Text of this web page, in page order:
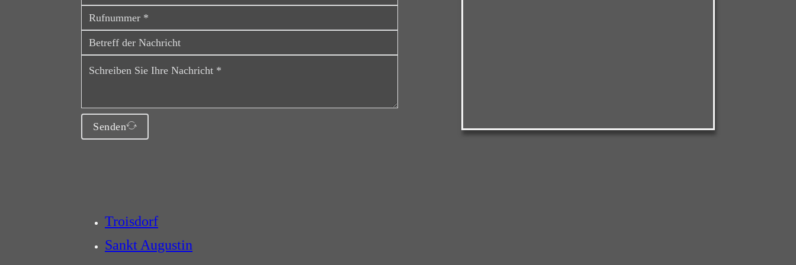
Senden
Troisdorf
Sankt Augustin